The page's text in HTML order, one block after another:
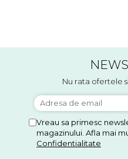
Nu rata ofertele
Vreau sa primesc
magazinului. Afla mai
Confidentialitate